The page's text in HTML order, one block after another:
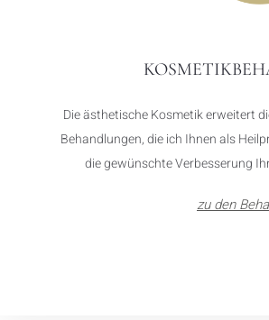
Die ästhetische Kosmetik erweitert
Behandlungen, die ich Ihnen als
die gewünschte Verbesserung
zu den